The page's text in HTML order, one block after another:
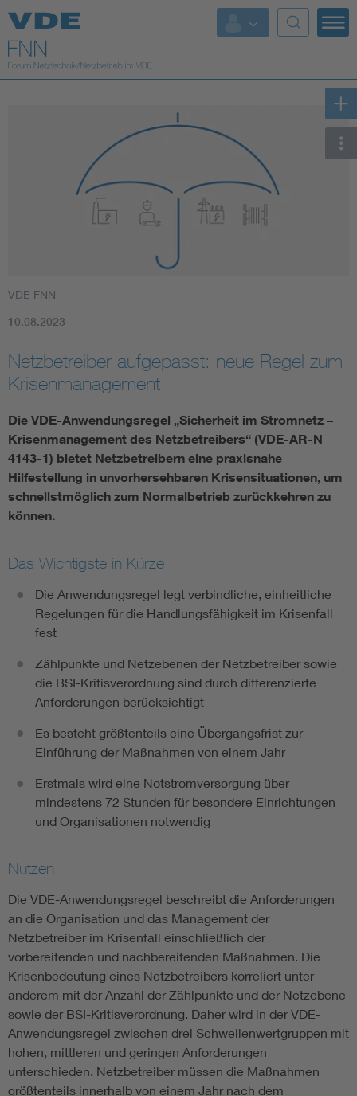
Top Themen
Fokusthemen
AI & Digital Trust
Vom Netz zum System
Digitalisierung und Metering
Versorgungsqualität Stromnetze
Umwelt- und Naturschutz
Regelsetzung
VDE FNN
10.08.2023
Netzbetreiber aufgepasst: neue Regel zum
Krisenmanagement
Die VDE-Anwendungsregel „Sicherheit im Stromnetz –
Krisenmanagement des Netzbetreibers“ (VDE-AR-N
4143-1) bietet Netzbetreibern eine praxisnahe
Hilfestellung in unvorhersehbaren Krisensituationen, um
schnellstmöglich zum Normalbetrieb zurückkehren zu
können.
Das Wichtigste in Kürze
Die Anwendungsregel legt verbindliche, einheitliche
Regelungen für die Handlungsfähigkeit im Krisenfall
fest
Zählpunkte und Netzebenen der Netzbetreiber sowie
die BSI-Kritisverordnung sind durch differenzierte
Anforderungen berücksichtigt
Es besteht größtenteils eine Übergangsfrist zur
Einführung der Maßnahmen von einem Jahr
Erstmals wird eine Notstromversorgung über
mindestens 72 Stunden für besondere Einrichtungen
und Organisationen notwendig
Nutzen
Die VDE-Anwendungsregel beschreibt die Anforderungen
an die Organisation und das Management der
Netzbetreiber im Krisenfall einschließlich der
vorbereitenden und nachbereitenden Maßnahmen. Die
Krisenbedeutung eines Netzbetreibers korreliert unter
anderem mit der Anzahl der Zählpunkte und der Netzebene
sowie der BSI-Kritisverordnung. Daher wird in der VDE-
Anwendungsregel zwischen drei Schwellenwertgruppen mit
hohen, mittleren und geringen Anforderungen
unterschieden. Netzbetreiber müssen die Maßnahmen
größtenteils innerhalb von einem Jahr nach dem